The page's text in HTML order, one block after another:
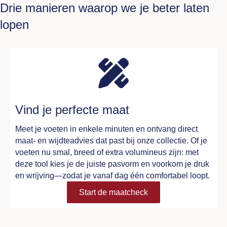
Drie manieren waarop we je beter laten
lopen
Vind je perfecte maat
Meet je voeten in enkele minuten en ontvang direct
maat- en wijdteadvies dat past bij onze collectie. Of je
voeten nu smal, breed of extra volumineus zijn: met
deze tool kies je de juiste pasvorm en voorkom je druk
en wrijving—zodat je vanaf dag één comfortabel loopt.
Start de maatcheck